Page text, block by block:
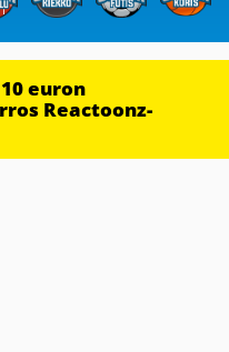
euron
Reactoonz-